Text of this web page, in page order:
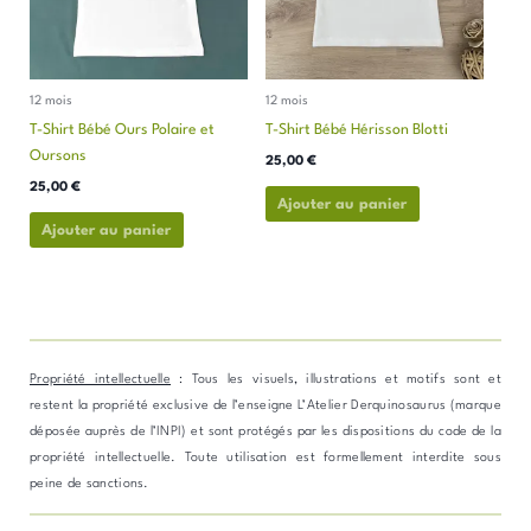
12 mois
T-Shirt Bébé Ours Polaire et
Oursons
25,00 €
Ajouter au panier
Les
options
peuvent
être
sur
du
12 mois
T-Shirt Bébé Hérisson Blotti
25,00 €
Ajouter au panier
Les
options
peuvent
être
sur
page
Propriété intellectuelle : Tous les visuels, illustrations et motifs sont et
restent la propriété exclusive de l’enseigne L’Atelier Derquinosaurus (marque
déposée auprès de l’INPI) et sont protégés par les dispositions du code de la
propriété intellectuelle. Toute utilisation est formellement interdite sous
peine de sanctions.